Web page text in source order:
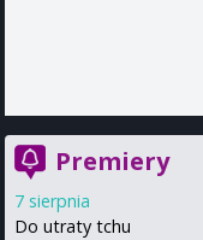
Premiery
7 sierpnia
Do utraty tchu